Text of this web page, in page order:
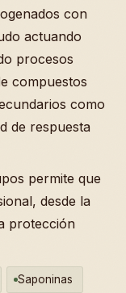
con
actuando
procesos
compuestos
como
de respuesta
permite que
desde la
protección
Saponinas